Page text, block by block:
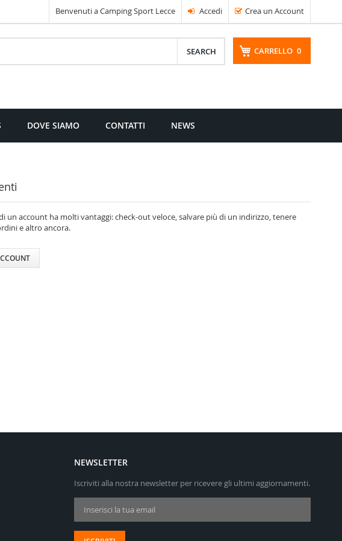
Benvenuti a Camping Sport Lecce Accedi Crea un Account
CARRELLO 0
DOVE SIAMO CONTATTI NEWS
un account ha molti vantaggi: check-out veloce, salvare più di un indirizzo, tenere
e altro ancora.
NEWSLETTER
Iscriviti alla nostra newsletter per ricevere gli ultimi aggiornamenti.
Iscriviti alla nostra Newsletter: